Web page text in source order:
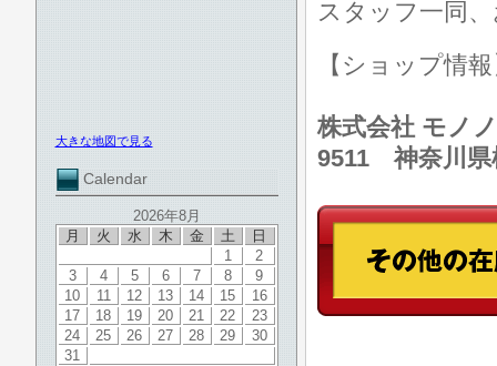
大きな地図で見る
Calendar
2026年8月
月
火 水 木 金 土 日
1
2
3
4 5 6 7 8
9
10
11 12 13 14 15
16
17
18 19 20 21 22
23
24
25 26 27 28 29
30
31
スタッフ一同
【ショップ情
株式会社 モノ
9511 神奈川県